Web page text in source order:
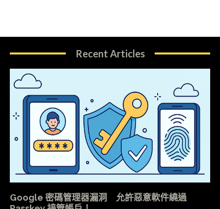
Recent Articles
Google 密碼管理器漏洞 允許惡意軟件繞過